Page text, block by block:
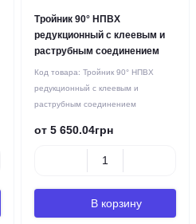
Тройник 90° НПВХ
редукционный с клеевым и
раструбным соединением
Код товара: Тройник 90° НПВХ
редукционный с клеевым и
раструбным соединением
от 5 650.04грн
В корзину